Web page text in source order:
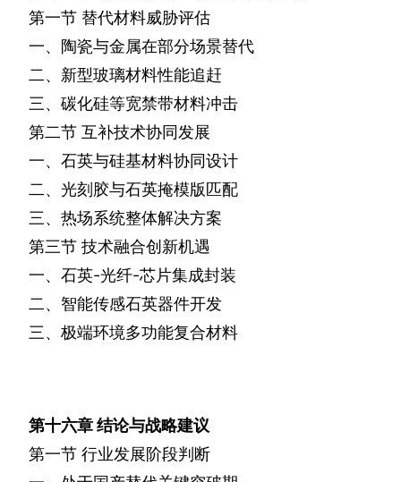
第一节 替代材料威胁评估
一、陶瓷与金属在部分场景替代
二、新型玻璃材料性能追赶
三、碳化硅等宽禁带材料冲击
第二节 互补技术协同发展
一、石英与硅基材料协同设计
二、光刻胶与石英掩模版匹配
三、热场系统整体解决方案
第三节 技术融合创新机遇
一、石英-光纤-芯片集成封装
二、智能传感石英器件开发
三、极端环境多功能复合材料
第十六章结论与战略建议
第一节 行业发展阶段判断